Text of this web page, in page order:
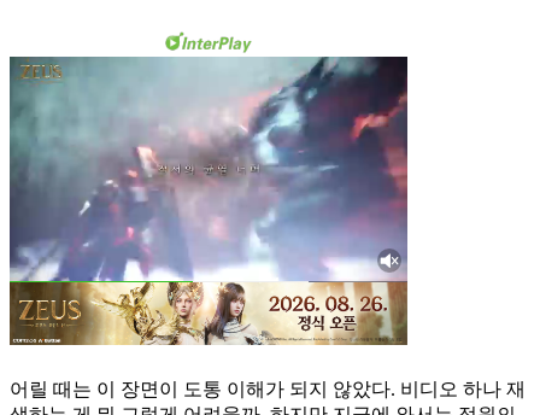
어릴 때는 이 장면이 도통 이해가 되지 않았다. 비디오 하나 재